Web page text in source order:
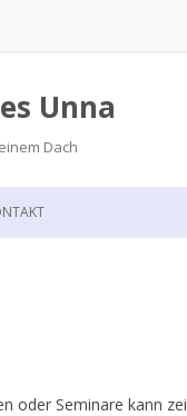
Unna
Dach
oder Seminare kann